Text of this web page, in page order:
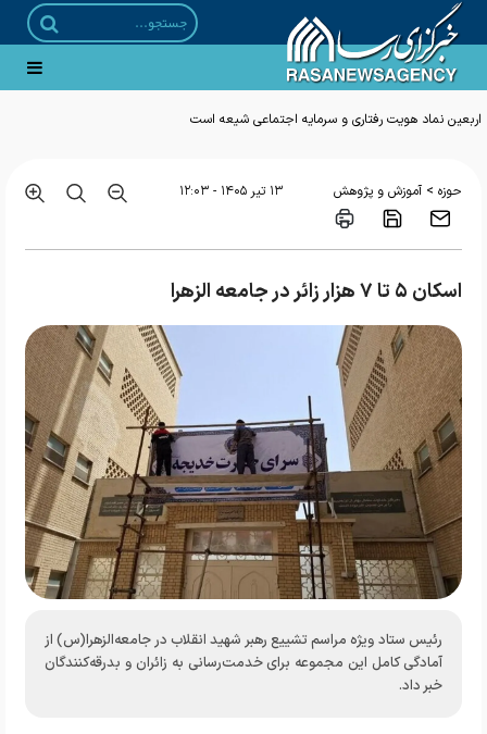
اربعین نماد هویت رفتاری و سرمایه اجتماعی شیعه است
حوزه > آموزش و پژوهش ۱۳ تير ۱۴۰۵ - ۱۲:۰۳
اسکان ۵ تا ۷ هزار زائر در جامعه الزهرا
رئیس ستاد ویژه مراسم تشییع رهبر شهید انقلاب در جامعه‌الزهرا(س) از
آمادگی کامل این مجموعه برای خدمت‌رسانی به زائران و بدرقه‌کنندگان
خبر داد.